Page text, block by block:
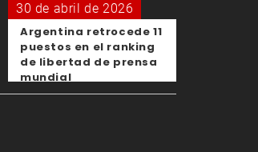
30 de abril de 2026
Argentina retrocede 11
puestos en el ranking
de libertad de prensa
mundial